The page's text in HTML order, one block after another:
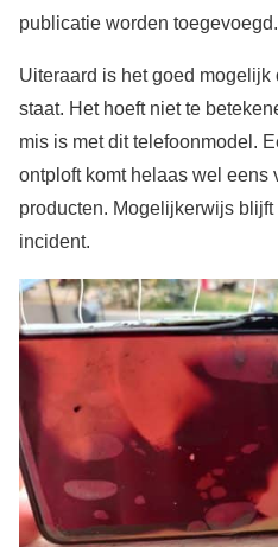
publicatie worden toegevoegd.
Uiteraard is het goed
staat. Het hoeft niet te
mis is met dit telefoonmodel.
ontploft komt helaas wel eens
producten. Mogelijkerwijs
incident.